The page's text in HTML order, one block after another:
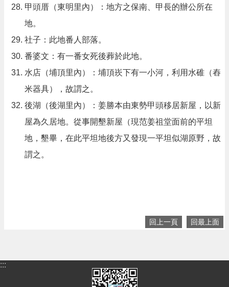
甲頭厝（東明里內）：地方之保南、甲長的辦公所在
地。
社子：此地番人部落。
番婆文：有一番女死後葬於此地。
水店（埔頂里內）：埔頂崁下有一小河，利用水碓（舂
米器具），故謂之。
後湖（後湖里內）：姜勝本由東勢甲頭移居新屋，以新
屋為久居地。從事開墾新屋（現范姜祖堂面前的平坦
地，墾畢，在此平坦地後方又發現一平坦似湖原野，故
謂之。
回上一頁 回最上面
:::